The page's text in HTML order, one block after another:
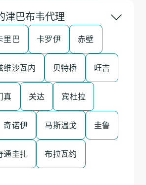
津巴布韦代理
里巴 卡罗伊 赤壁
维沙瓦内 贝特桥 旺吉
真 关达 宾杜拉
奇诺伊 马斯温戈 圭鲁
通圭扎 布拉瓦约